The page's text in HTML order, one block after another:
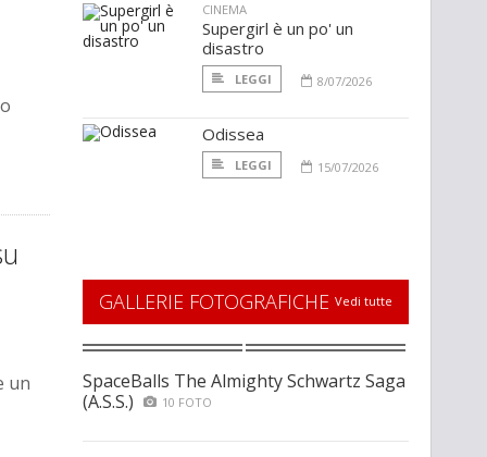
un
CINEMA
Supergirl è un po' un
disastro
LEGGI 8/07/2026
Odissea
LEGGI 15/07/2026
GALLERIE FOTOGRAFICHE Vedi tutte
SpaceBalls The Almighty Schwartz Saga
(A.S.S.)
10 FOTO